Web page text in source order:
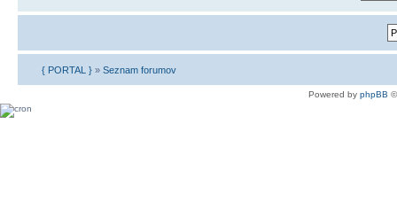
{ PORTAL } » Seznam forumov
Powered by phpBB